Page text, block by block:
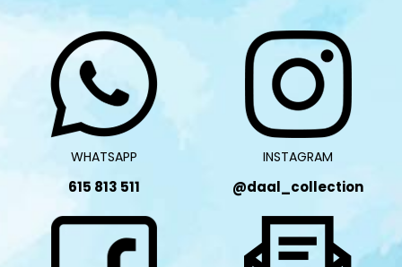
WHATSAPP
615 813 511
INSTAGRAM
@daal_collection